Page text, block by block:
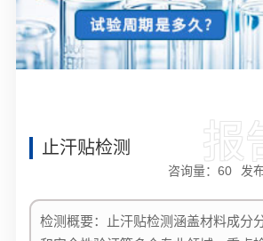
报
止汗贴检测
发
咨询量：60
检测概要：止汗贴检测涵盖材料成分